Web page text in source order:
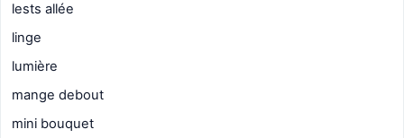
lests allée
linge
lumière
mange debout
mini bouquet